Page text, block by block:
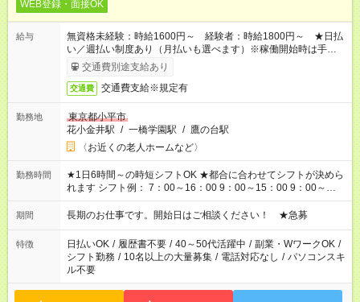
WEB登録・面接OK
給与
無資格未経験：時給1600円～ 経験者：時給1800円～ ★日払
い／週払い制度あり（月払いも選べます）※稼働開始時は手続き
完了次第のお支払いとなります。
交通費別途支給あり
交通費 交通費支給※規定有
勤務地
東京都小平市
花小金井駅 / 一橋学園駅 / 鷹の台駅
〈お近くの老人ホームなど〉
勤務時間
★1日6時間～の時短シフトOK ★都合に合わせてシフトが決めら
れます シフト例： 7：00～16：00 9：00～15：00 9：00～
18：00 11：00～20：00 など ※Wワークの場合、他のお仕事と
合わせ週40時間超の就業はご案内できません ※法令に基づき、
派遣法（日雇い派遣の原則禁止）により、短時間・短期間の就
業はご案内が難しい場合があります
期間 長期のお仕事です。開始日はご相談ください！ ★急募
特徴 日払いOK / 履歴書不要 / 40～50代活躍中 / 副業・WワークOK /
シフト勤務 / 10名以上の大量募集 / 電話対応なし / パソコンスキ
ル不要